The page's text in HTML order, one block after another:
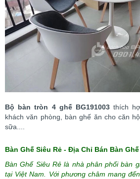
Bộ bàn tròn 4 ghế BG191003thích
khách văn phòng, bàn ghế ăn cho căn
sữa....
Bàn Ghế Siêu Rẻ - Địa Chỉ Bán Bàn
Bàn Ghế Siêu Rẻ là nhà phân phối bàn
tại Việt Nam. Với phương châm mang